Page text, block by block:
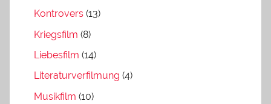
Kontrovers (13)
Kriegsfilm (8)
Liebesfilm (14)
Literaturverfilmung (4)
Musikfilm (10)